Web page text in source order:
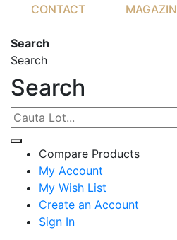
CONTACT
MAGAZIN
Search
Search
Search
Compare Products
My Account
My Wish List
Create an Account
Sign In